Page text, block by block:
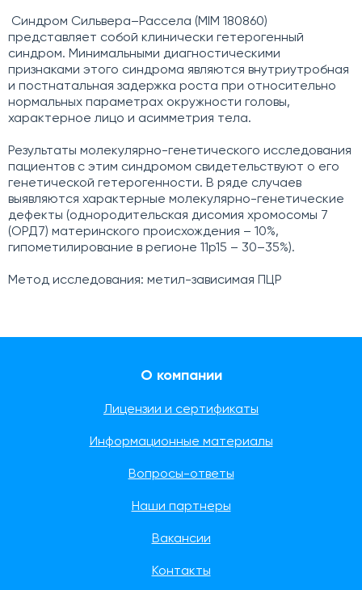
Синдром Сильвера–Рассела (MIM 180860)
представляет собой клинически гетерогенный
синдром. Минимальными диагностическими
признаками этого синдрома являются внутриутробная
и постнатальная задержка роста при относительно
нормальных параметрах окружности головы,
характерное лицо и асимметрия тела.
Результаты молекулярно-генетического исследования
пациентов с этим синдромом свидетельствуют о его
генетической гетерогенности. В ряде случаев
выявляются характерные молекулярно-генетические
дефекты (однородительская дисомия хромосомы 7
(ОРД7) материнского происхождения – 10%,
гипометилирование в регионе 11p15 – 30–35%).
Метод исследования: метил-зависимая ПЦР
О компании
Лицензии и сертификаты
Информационные материалы
Вопросы-ответы
Наши партнеры
Вакансии
Контакты